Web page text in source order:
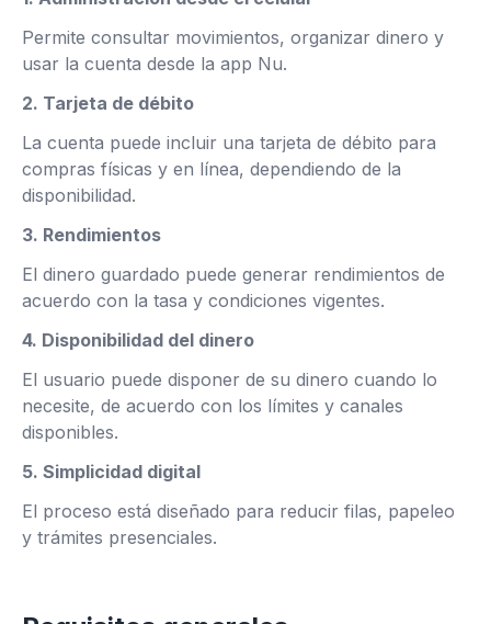
Permite consultar movimientos, organizar dinero y
usar la cuenta desde la app Nu.
2. Tarjeta de débito
La cuenta puede incluir una tarjeta de débito para
compras físicas y en línea, dependiendo de la
disponibilidad.
3. Rendimientos
El dinero guardado puede generar rendimientos de
acuerdo con la tasa y condiciones vigentes.
4. Disponibilidad del dinero
El usuario puede disponer de su dinero cuando lo
necesite, de acuerdo con los límites y canales
disponibles.
5. Simplicidad digital
El proceso está diseñado para reducir filas, papeleo
y trámites presenciales.